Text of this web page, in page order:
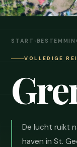
START ›
VOLLEDIGE
De lucht ruikt
haven in St.